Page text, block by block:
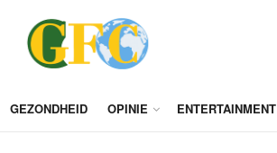
GEZONDHEID OPINIE ENTERTAINMENT